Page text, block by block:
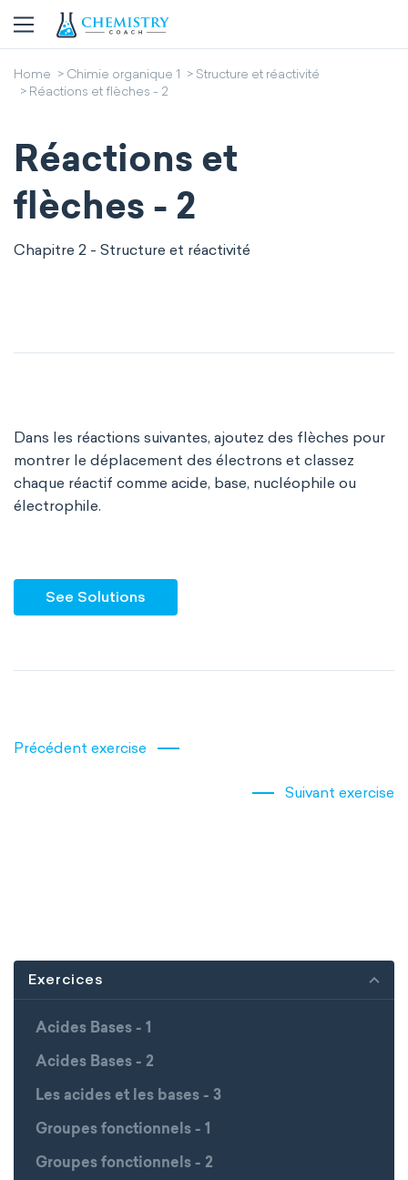
Home Chimie organique 1
Structure et réactivité
Réactions et flèches - 2
Réactions et
flèches - 2
Chapitre 2 - Structure et réactivité
Dans les réactions suivantes, ajoutez des flèches pour
montrer le déplacement des électrons et classez
chaque réactif comme acide, base, nucléophile ou
électrophile.
See Solutions
Précédent exercise
Suivant exercise
Exercices
Acides Bases - 1
Acides Bases - 2
Les acides et les bases - 3
Groupes fonctionnels - 1
Groupes fonctionnels - 2